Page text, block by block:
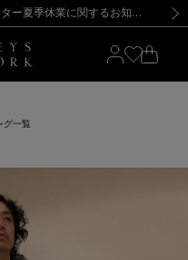
新規登録のお客様も対象！＜MY BARNEYS＞会員のお客様は11,000円（税込）以上のお買上げで常時送料無料！お買い物の際は会員登録を！
お知らせ】(2026.8.7) 【オンラインストア カスタマーセンター夏季休業に関するお知らせ】（2026.8.7）
【夏季休業に伴う返品・交換承り一時停止のお知らせ】（2026.8.5）
るお荷物のお届けについて
ご案内・ご注意事項 新規登録のお客様も対象！＜MY BARNEYS＞会員のお客様は11,000円（税込）以上のお買上げで常時送料無料！お買い物の際は会員登録を！
お知らせ】(2026.8.7)
グ一覧